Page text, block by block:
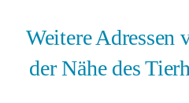
Weitere Adressen
der Nähe des